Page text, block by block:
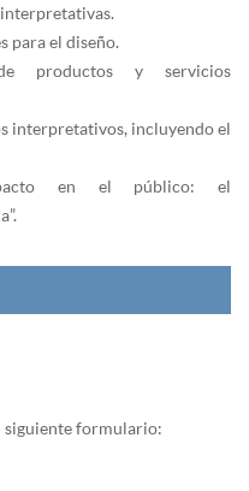
para el diseño.
productos y servicios
interpretativos, incluyendo el
en el público: el
siguiente formulario: